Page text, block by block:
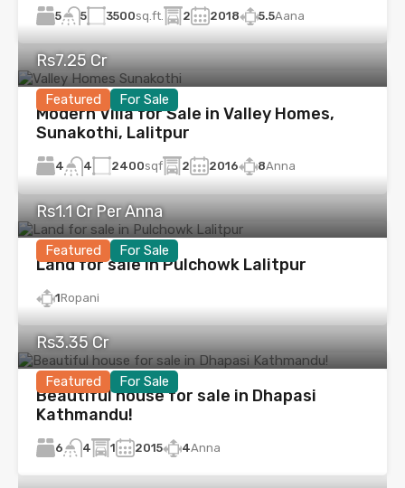
5 5 3500sq.ft. 2 2018 5.5Aana
Featured For Sale
Rs7.25 Cr
Modern Villa for Sale in Valley Homes,
Sunakothi, Lalitpur
4 4 2400sqf 2 2016 8Anna
Featured For Sale
Rs1.1 Cr Per Anna
Land for sale in Pulchowk Lalitpur
1Ropani
Featured For Sale
Rs3.35 Cr
Beautiful house for sale in Dhapasi
Kathmandu!
6 4 1 2015 4Anna